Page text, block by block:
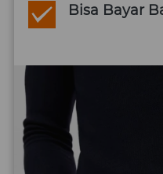
Bisa Bayar